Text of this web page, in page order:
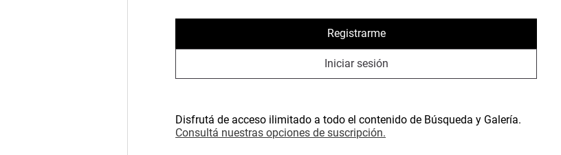
Registrarme
Iniciar sesión
Disfrutá de acceso ilimitado a todo el contenido de Búsqueda y Galería.
Consultá nuestras opciones de suscripción.